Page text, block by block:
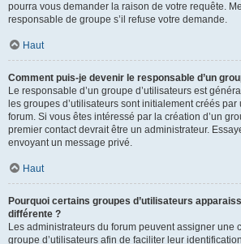
pourra vous demander la raison de votre requête.
responsable de groupe s’il refuse votre demande.
Haut
Comment puis-je devenir le responsable d’un
Le responsable d’un groupe d’utilisateurs est
les groupes d’utilisateurs sont initialement créés
forum. Si vous êtes intéressé par la création d’un
premier contact devrait être un administrateur.
envoyant un message privé.
Haut
Pourquoi certains groupes d’utilisateurs
différente ?
Les administrateurs du forum peuvent assigner une
groupe d’utilisateurs afin de faciliter leur